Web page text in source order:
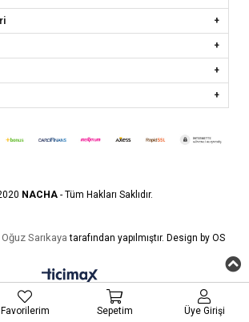
NACHA - Tüm Hakları Saklıdır.
Oğuz Sarıkaya tarafından yapılmıştır. Design by OS
Favorilerim Sepetim Üye Girişi